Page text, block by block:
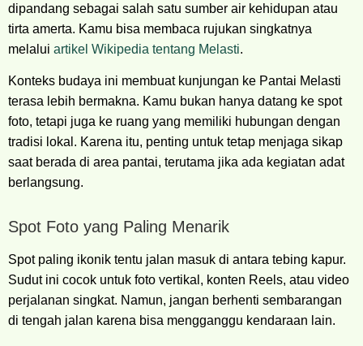
dipandang sebagai salah satu sumber air kehidupan atau
tirta amerta. Kamu bisa membaca rujukan singkatnya
melalui artikel Wikipedia tentang Melasti.
Konteks budaya ini membuat kunjungan ke Pantai Melasti
terasa lebih bermakna. Kamu bukan hanya datang ke spot
foto, tetapi juga ke ruang yang memiliki hubungan dengan
tradisi lokal. Karena itu, penting untuk tetap menjaga sikap
saat berada di area pantai, terutama jika ada kegiatan adat
berlangsung.
Spot Foto yang Paling Menarik
Spot paling ikonik tentu jalan masuk di antara tebing kapur.
Sudut ini cocok untuk foto vertikal, konten Reels, atau video
perjalanan singkat. Namun, jangan berhenti sembarangan
di tengah jalan karena bisa mengganggu kendaraan lain.